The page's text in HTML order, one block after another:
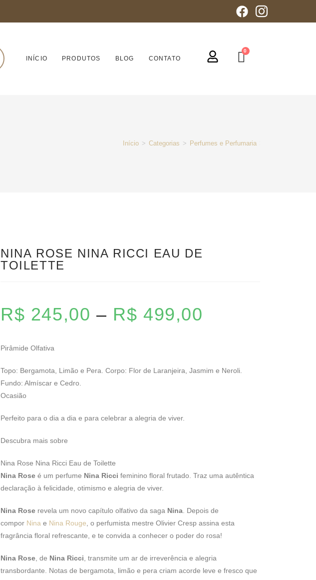
INÍCIO PRODUTOS BLOG CONTATO
Início > Categorias > Perfumes e Perfumaria
NINA ROSE NINA RICCI EAU DE
TOILETTE
R$ 245,00 – R$ 499,00
Pirâmide Olfativa
Topo: Bergamota, Limão e Pera. Corpo: Flor de Laranjeira, Jasmim e Neroli.
Fundo: Almíscar e Cedro.
Ocasião
Perfeito para o dia a dia e para celebrar a alegria de viver.
Descubra mais sobre
Nina Rose Nina Ricci Eau de Toilette
Nina Rose é um perfume Nina Ricci feminino floral frutado. Traz uma autêntica
declaração à felicidade, otimismo e alegria de viver.
Nina Rose revela um novo capítulo olfativo da saga Nina . Depois de
compor Nina e Nina Rouge , o perfumista mestre Olivier Cresp assina esta
fragrância floral refrescante, e te convida a conhecer o poder do rosa!
Nina Rose , de Nina Ricci , transmite um ar de irreverência e alegria
transbordante. Notas de bergamota, limão e pera criam acorde leve e fresco que